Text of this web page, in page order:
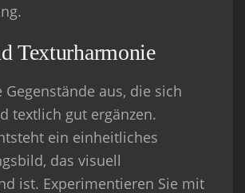
Texturharmonie
Gegenstände aus, die sich
textlich gut ergänzen.
ein einheitliches
das visuell
ist. Experimentieren Sie mit